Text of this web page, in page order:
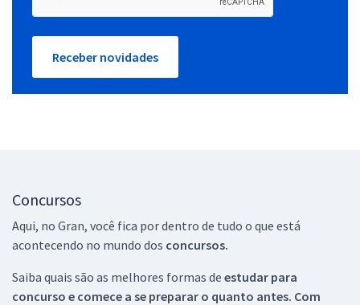
Receber novidades
Concursos
Aqui, no Gran, você fica por dentro de tudo o que está
acontecendo no mundo dos concursos.
Saiba quais são as melhores formas de estudar para
concurso e comece a se preparar o quanto antes. Com